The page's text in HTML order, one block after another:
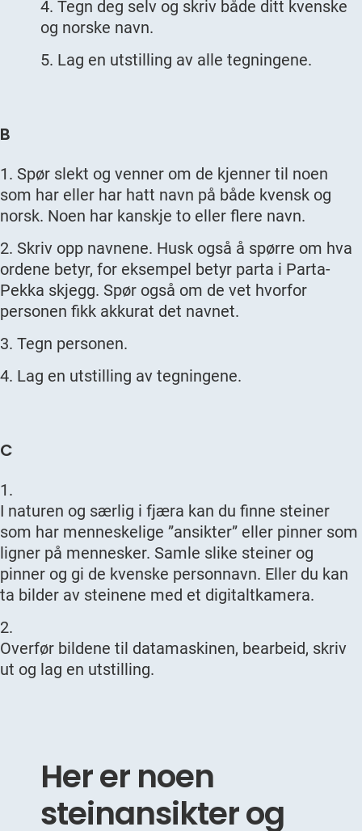
Tegn deg selv og skriv både ditt kvenske
og norske navn.
Lag en utstilling av alle tegningene.
B
Spør slekt og venner om de kjenner til noen
som har eller har hatt navn på både kvensk og
norsk. Noen har kanskje to eller flere navn.
Skriv opp navnene. Husk også å spørre om hva
ordene betyr, for eksempel betyr parta i Parta-
Pekka skjegg. Spør også om de vet hvorfor
personen fikk akkurat det navnet.
Tegn personen.
Lag en utstilling av tegningene.
C
I naturen og særlig i fjæra kan du finne steiner
som har menneskelige ”ansikter” eller pinner som
ligner på mennesker. Samle slike steiner og
pinner og gi de kvenske personnavn. Eller du kan
ta bilder av steinene med et digitaltkamera.
Overfør bildene til datamaskinen, bearbeid, skriv
ut og lag en utstilling.
Her er noen
steinansikter og